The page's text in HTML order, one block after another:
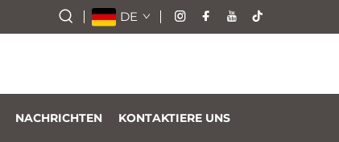
DE
NACHRICHTEN KONTAKTIERE UNS